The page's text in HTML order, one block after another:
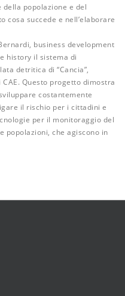
popolazione e del
succede e nell’elaborare
business development
history il sistema di
detritica di “Cancia”,
Questo progetto dimostra
costantemente
il rischio per i cittadini e
per il monitoraggio del
che agiscono in